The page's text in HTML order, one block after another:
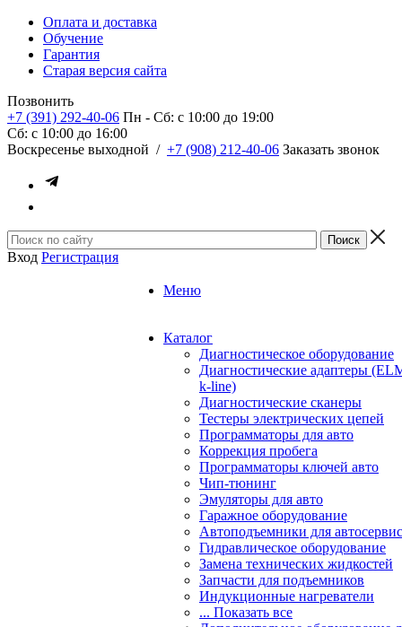
Оплата и доставка
Обучение
Гарантия
Старая версия сайта
Позвонить
+7 (391) 292-40-06 Пн - Сб: c 10:00 до 19:00
Сб: c 10:00 до 16:00
​Воскресенье выходной / +7 (908) 212-40-06 Заказать звонок
Вход Регистрация
Меню
Каталог
Диагностическое оборудование
Диагностические адаптеры
k-line)
Диагностические сканеры
Тестеры электрических цепей
Программаторы для авто
Коррекция пробега
Программаторы ключей авто
Чип-тюнинг
Эмуляторы для авто
Гаражное оборудование
Автоподъемники для
Гидравлическое оборудование
Замена технических жидкостей
Запчасти для подъемников
Индукционные нагреватели
... Показать все